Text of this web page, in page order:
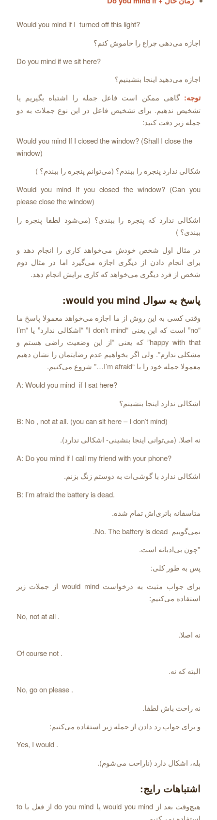
Would you mind if I turned off this light?
اجازه می‌‌دهی چراغ را خاموش کنم؟
Do you mind if we sit here?
اجازه می‌‌دهید اینجا بنشینیم؟
توجه:گاهی ممکن است فاعل جمله را اشتباه بگیریم یا
تشخیص ندهیم. برای تشخیص فاعل در این نوع جملات به دو
جمله زیر دقت کنید:
Would you mind If I closed the window? (Shall I close the
window)
شکالی ندارد پنجره را ببندم؟ (می‌‌توانم پنجره را ببندم؟ )
Would you mind If you closed the window? (Can you
please close the window)
اشکالی ندارد که پنجره را ببندی؟ (می‌‌شود لطفا پنجره را
ببندی؟ )
در مثال اول شخص خودش می‌‌خواهد کاری را انجام دهد و
برای انجام دادن از دیگری اجازه می‌‌گیرد اما در مثال دوم
شخص از فرد دیگری می‌‌خواهد که کاری برایش انجام دهد.
پاسخ به سوال would you mind:
وقتی کسی به این روش از ما اجازه می‌‌خواهد معمولا پاسخ ما
“no” است که این یعنی “I don’t mind” “اشکالی ندارد” یا “I’m
happy with that” که یعنی “از این وضعیت راضی هستم و
مشکلی ندارم”. ولی اگر بخواهیم عدم رضایتمان را نشان دهیم
معمولا جمله خود را با “I’m afraid…” شروع می‌‌کنیم.
A: Would you mind if I sat here?
اشکالی ندارد اینجا بنشینم؟
B: No , not at all. (you can sit here – I don’t mind)
نه اصلا. (می‌‌توانی اینجا بنشینی- اشکالی ندارد).
A: Do you mind if I call my friend with your phone?
اشکالی ندارد با گوشی‌‌ات به دوستم زنگ بزنم.
B: I’m afraid the battery is dead.
متاسفانه باتری‌‌اش تمام شده.
نمی‌‌گوییم No. The battery is dead.
*چون بی‌‌ادبانه است.
پس به طور کلی:
برای جواب مثبت به درخواست would mind از جملات زیر
استفاده می‌‌کنیم:
No, not at all .
نه اصلا.
Of course not .
البته که نه.
No, go on please .
نه راحت باش لطفا.
و برای جواب رد دادن از جمله زیر استفاده می‌‌کنیم:
Yes, I would .
بله، اشکال دارد (ناراحت می‌‌شوم).
اشتباهات رایج:
هیچ‌‌وقت بعد از would you mind یا do you mind از فعل با to